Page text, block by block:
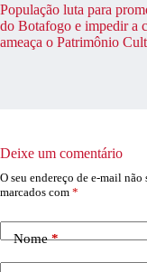
População luta para
do Botafogo e impedir a
ameaça o Patrimônio
Deixe um comentário
O seu endereço de e-mail não
marcados com *
Nome*